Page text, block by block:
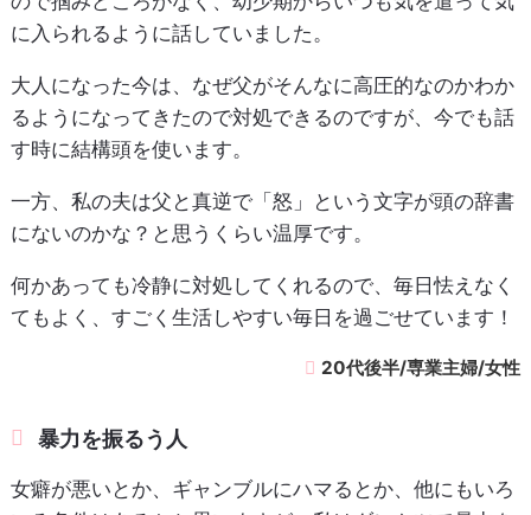
に入られるように話していました。
大人になった今は、なぜ父がそんなに高圧的なのかわか
るようになってきたので対処できるのですが、今でも話
す時に結構頭を使います。
一方、私の夫は父と真逆で「怒」という文字が頭の辞書
にないのかな？と思うくらい温厚です。
何かあっても冷静に対処してくれるので、毎日怯えなく
てもよく、すごく生活しやすい毎日を過ごせています！
20代後半/専業主婦/女性
暴力を振るう人
女癖が悪いとか、ギャンブルにハマるとか、他にもいろ